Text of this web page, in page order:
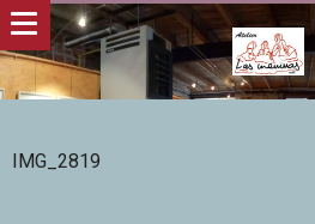
IMG_2819